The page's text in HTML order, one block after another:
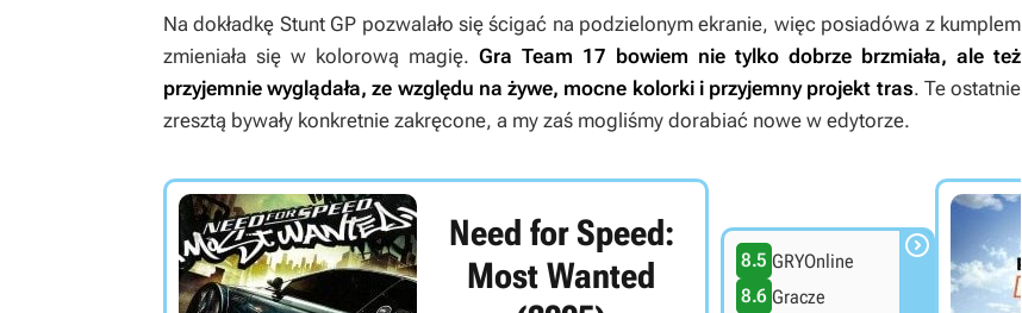
Na dokładkę Stunt GP pozwalało się ścigać na podzielonym ekranie, więc posiadówa z kumplem
zmieniała się w kolorową magię. Gra Team 17 bowiem nie tylko dobrze brzmiała, ale też
przyjemnie wyglądała, ze względu na żywe, mocne kolorki i przyjemny projekt tras. Te ostatnie
zresztą bywały konkretnie zakręcone, a my zaś mogliśmy dorabiać nowe w edytorze.
Need for Speed:
Most Wanted
8.5 GRYOnline
8.6 Gracze
